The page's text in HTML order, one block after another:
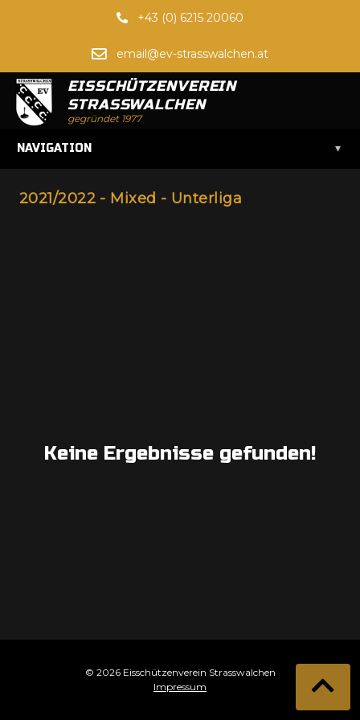
+43 (0) 6215 20060
email@ev-strasswalchen.at
EISSCHÜTZENVEREIN
STRASSWALCHEN
gegründet 1977
NAVIGATION ▾
2021/2022 - Mixed - Unterliga
Keine Ergebnisse gefunden!
© 2026 Eisschützenverein Strasswalchen
Impressum